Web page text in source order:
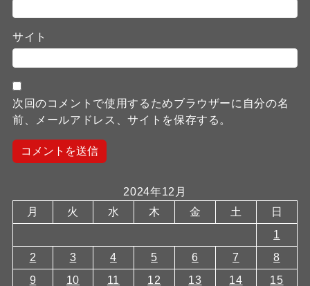
サイト
次回のコメントで使用するためブラウザーに自分の名
前、メールアドレス、サイトを保存する。
2024年12月
月
火 水 木 金 土
日
1
2
3 4 5 6 7
8
9
10 11 12 13 14 15